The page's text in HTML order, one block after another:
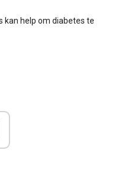
kan help om diabetes te